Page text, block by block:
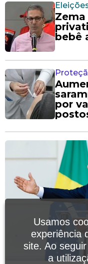
bebê
por
Usamos
experiência
site. Ao
a